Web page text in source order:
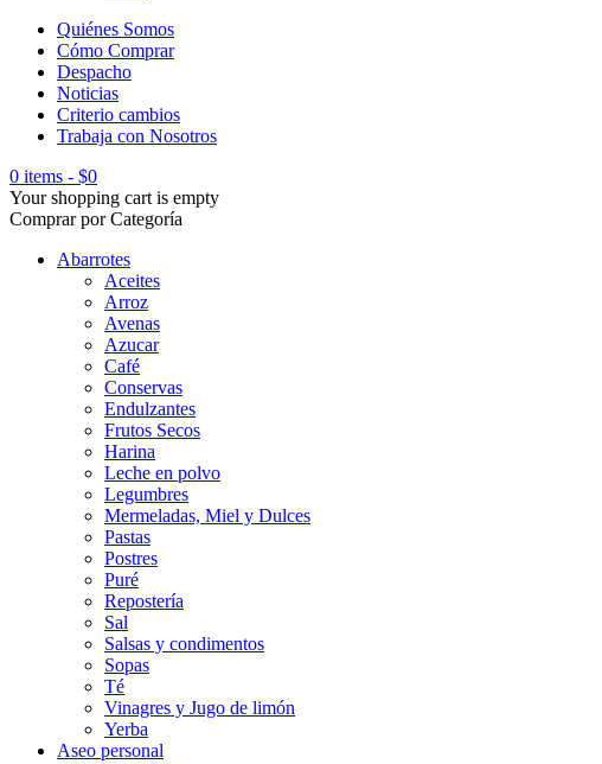
Quiénes Somos
Cómo Comprar
Despacho
Noticias
Criterio cambios
Trabaja con Nosotros
0 items - $0
Your shopping cart is empty
Comprar por Categoría
Abarrotes
Aceites
Arroz
Avenas
Azucar
Café
Conservas
Endulzantes
Frutos Secos
Harina
Leche en polvo
Legumbres
Mermeladas, Miel y Dulces
Pastas
Postres
Puré
Repostería
Sal
Salsas y condimentos
Sopas
Té
Vinagres y Jugo de limón
Yerba
Aseo personal